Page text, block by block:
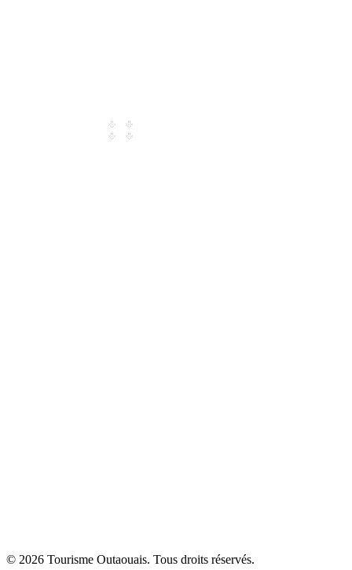
© 2026 Tourisme Outaouais. Tous droits réservés.